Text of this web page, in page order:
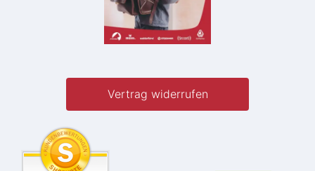
Vertrag widerrufen